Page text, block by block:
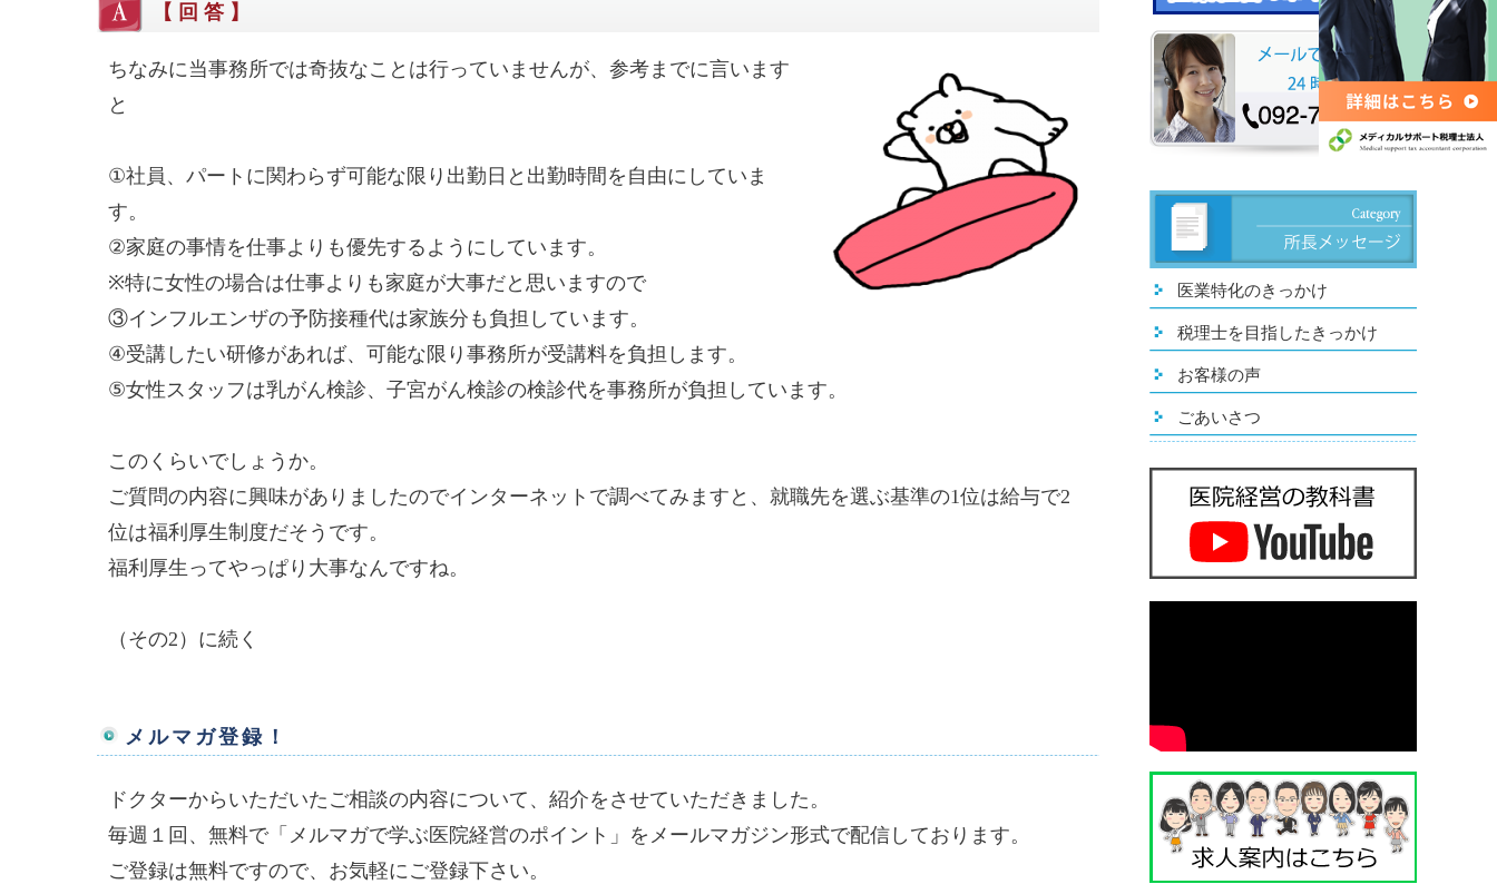
【回答】
ちなみに当事務所では奇抜なことは行っていませんが、参考までに言います
と
①社員、パートに関わらず可能な限り出勤日と出勤時間を自由にしていま
す。
②家庭の事情を仕事よりも優先するようにしています。
※特に女性の場合は仕事よりも家庭が大事だと思いますので
③インフルエンザの予防接種代は家族分も負担しています。
④受講したい研修があれば、可能な限り事務所が受講料を負担します。
⑤女性スタッフは乳がん検診、子宮がん検診の検診代を事務所が負担しています。
このくらいでしょうか。
ご質問の内容に興味がありましたのでインターネットで調べてみますと、就職先を選ぶ基準の1位は給与で2
位は福利厚生制度だそうです。
福利厚生ってやっぱり大事なんですね。
（その2）に続く
メルマガ登録！
ドクターからいただいたご相談の内容について、紹介をさせていただきました。
毎週１回、無料で「メルマガで学ぶ医院経営のポイント」をメールマガジン形式で配信しております。
ご登録は無料ですので、お気軽にご登録下さい。
医業特化のきっかけ
税理士を目指したきっかけ
お客様の声
ごあいさつ